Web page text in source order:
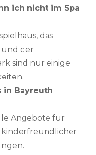
ich nicht im Spa
das
und der
sind nur einige
in Bayreuth
Angebote für
kinderfreundlicher